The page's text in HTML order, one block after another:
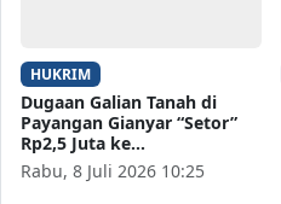
HUKRIM
Dugaan Galian Tanah di
Payangan Gianyar “Setor”
Rp2,5 Juta ke…
Rabu, 8 Juli 2026 10:25